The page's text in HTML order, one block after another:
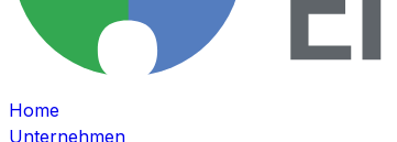
Home
Unternehmen